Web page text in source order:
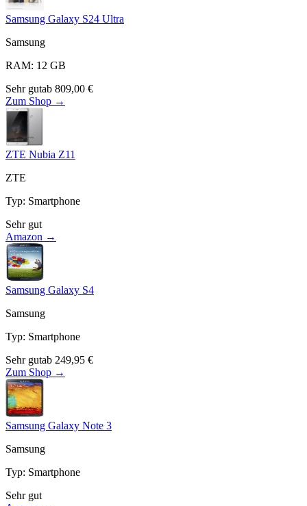
Samsung Galaxy S24 Ultra
Samsung
RAM: 12 GB
Sehr gutab 809,00 €
Zum Shop →
ZTE Nubia Z11
ZTE
Typ: Smartphone
Sehr gut
Amazon →
Samsung Galaxy S4
Samsung
Typ: Smartphone
Sehr gutab 249,95 €
Zum Shop →
Samsung Galaxy Note 3
Samsung
Typ: Smartphone
Sehr gut